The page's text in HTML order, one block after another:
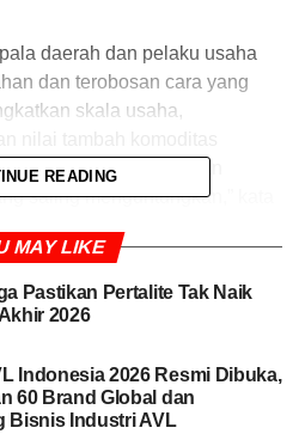
daerah dan pelaku usaha
dan terobosan cara yang
skala usaha,
dan kemitraan
saling menguntungkan,” kata
secara virtual Selasa
pertanian yang
hingga hilir dan seluruhnya
Airlangga berharap petani
READING
MAY LIKE
Pastikan Pertalite Tak Naik
2026
Indonesia 2026 Resmi Dibuka,
60 Brand Global dan
Bisnis Industri AVL